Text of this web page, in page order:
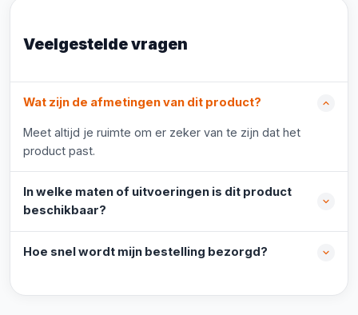
Veelgestelde vragen
Wat zijn de afmetingen van dit product?
Meet altijd je ruimte om er zeker van te zijn dat het
product past.
In welke maten of uitvoeringen is dit product
beschikbaar?
Hoe snel wordt mijn bestelling bezorgd?